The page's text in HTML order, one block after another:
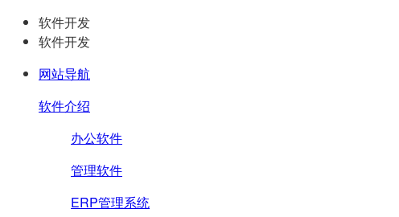
软件开发
软件开发
网站导航
软件介绍
办公软件
管理软件
ERP管理系统